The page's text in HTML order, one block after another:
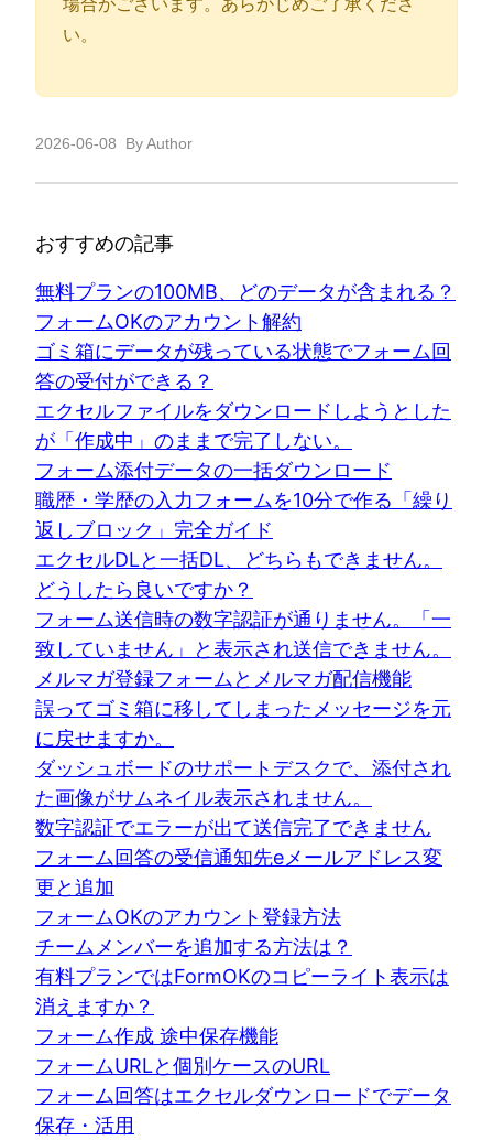
い。
2026-06-08 By Author
おすすめの記事
無料プランの100MB、どのデータが含まれる？
フォームOKのアカウント解約
ゴミ箱にデータが残っている状態でフォーム回
答の受付ができる？
エクセルファイルをダウンロードしようとした
が「作成中」のままで完了しない。
フォーム添付データの一括ダウンロード
職歴・学歴の入力フォームを10分で作る「繰り
返しブロック」完全ガイド
エクセルDLと一括DL、どちらもできません。
どうしたら良いですか？
フォーム送信時の数字認証が通りません。「一
致していません」と表示され送信できません。
メルマガ登録フォームとメルマガ配信機能
誤ってゴミ箱に移してしまったメッセージを元
に戻せますか。
ダッシュボードのサポートデスクで、添付され
た画像がサムネイル表示されません。
数字認証でエラーが出て送信完了できません
フォーム回答の受信通知先eメールアドレス変
更と追加
フォームOKのアカウント登録方法
チームメンバーを追加する方法は？
有料プランではFormOKのコピーライト表示は
消えますか？
フォーム作成 途中保存機能
フォームURLと個別ケースのURL
フォーム回答はエクセルダウンロードでデータ
保存・活用